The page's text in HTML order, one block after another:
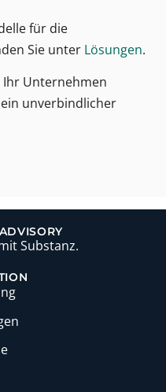
für die
Sie unter Lösungen.
Ihr Unternehmen
unverbindlicher
Substanz.